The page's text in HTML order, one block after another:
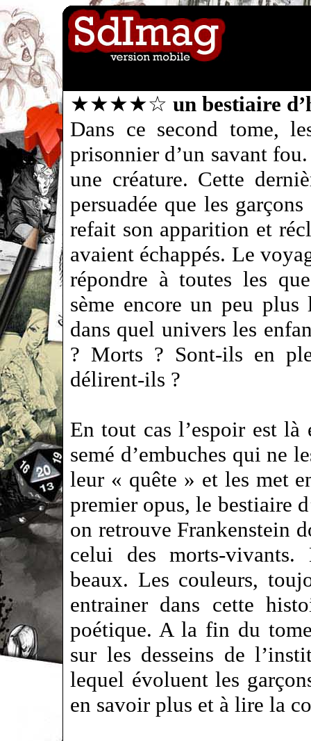
★★★★☆ un bestiaire
Dans ce second tome,
prisonnier d’un savant
une créature. Cette
persuadée que les
refait son apparition et
avaient échappés. Le
répondre à toutes les
sème encore un peu
dans quel univers les
? Morts ? Sont-ils en
délirent-ils ?
En tout cas l’espoir est
semé d’embuches qui ne
leur « quête » et les met
premier opus, le bestiaire
on retrouve Frankenstein
celui des morts-vivants.
beaux. Les couleurs,
entrainer dans cette
poétique. A la fin du
sur les desseins de
lequel évoluent les
en savoir plus et à lire la